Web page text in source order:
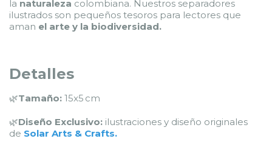
la naturaleza colombiana. Nuestros separadores
ilustrados son pequeños tesoros para lectores que
aman el arte y la biodiversidad.
Detalles
🌿Tamaño: 15x5 cm
🌿Diseño Exclusivo: ilustraciones y diseño originales
de Solar Arts & Crafts.